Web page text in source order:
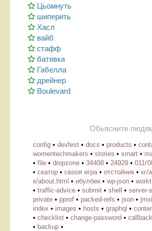
Цьомнуть
шиперить
Хасл
вайб
стафф
батявка
Габелла
дрейнер
Boulevard
Обьясните
config • devfest • docs • products •
womentechmakers • stories • smart •
• file • dropzone • 34408 • 24929 •
• скатор • свооя игра • отстойник • кг/
к/about.html • ибулбек • wp-json •
• traffic-advice • submit • shell • server-
private • pprof • packed-refs • json •
index • images • hosts • graphql •
• checklist • change-password • callback
• backup •